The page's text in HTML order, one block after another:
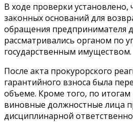
В ходе проверки установлено,
законных оснований для
обращения предпринимателя
рассматривались органом по
государственным имуществом.
После акта прокурорского
гарантийного взноса была
объеме. Кроме того, по итогам
виновные должностные лица
дисциплинарной